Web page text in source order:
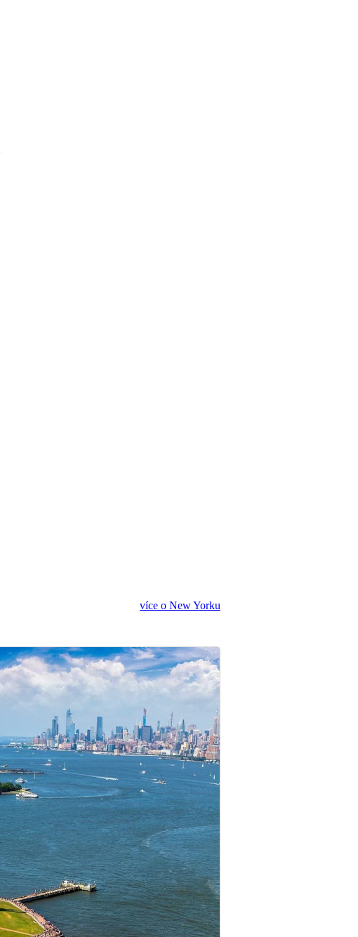
více o New Yorku